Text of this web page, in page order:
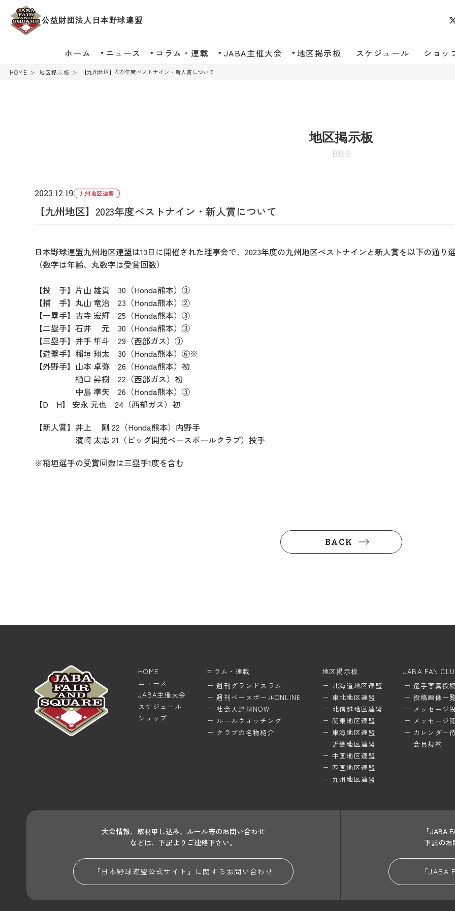
公益財団法人日本野球連盟
ホーム ニュース コラム・連載 JABA主催大会 地区掲示板 スケジュール ショッ
HOME 地区掲示板 【九州地区】2023年度ベストナイン・新人賞について
地区掲示板
BBS
2023.12.19 九州地区連盟
【九州地区】2023年度ベストナイン・新人賞について
日本野球連盟九州地区連盟は13日に開催された理事会で、2023年度の九州地区ベストナインと新人賞を以下の通り
（数字は年齢、丸数字は受賞回数）
【投 手】片山 雄貴 30（Honda熊本）③
【捕 手】丸山 竜治 23（Honda熊本）②
【一塁手】古寺 宏輝 25（Honda熊本）③
【二塁手】石井 元 30（Honda熊本）③
【三塁手】井手 隼斗 29（西部ガス）③
【遊撃手】稲垣 翔太 30（Honda熊本）⑥※
【外野手】山本 卓弥 26（Honda熊本）初
樋口 昇樹 22（西部ガス）初
中島 準矢 26（Honda熊本）③
【D H】 安永 元也 24（西部ガス）初
【新人賞】井上 剛 22（Honda熊本）内野手
濱崎 太志 21（ビッグ開発ベースボールクラブ）投手
※稲垣選手の受賞回数は三塁手1度を含む
BACK
HOME
ニュース
JABA主催大会
スケジュール
ショップ
コラム・連載
週刊グランドスラム
週刊ベースボールONLINE
社会人野球NOW
ルールウォッチング
クラブの名物紹介
地区掲示板
北海道地区連盟
東北地区連盟
北信越地区連盟
関東地区連盟
東海地区連盟
近畿地区連盟
中国地区連盟
四国地区連盟
九州地区連盟
JABA FAN
選手写真投
投稿画像一覧
メッセージ
メッセージ
カレンダー
会員規約
大会情報、取材申し込み、ルール等のお問い合わせ
などは、下記よりご連絡下さい。
「日本野球連盟公式サイト」に関する お問い合わせ
「JABA
下記のお
「JABA